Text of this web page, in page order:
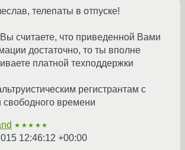
телепаты в отпуске!
считаете, что приведенной Вами
достаточно, то ты вполне
платной техподдержки
регистрантам с
свободного времени
★★★★★
12:46:12 +00:00